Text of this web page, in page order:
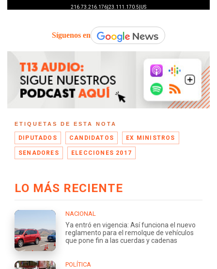
Síguenos en
ETIQUETAS DE ESTA NOTA
DIPUTADOS CANDIDATOS EX MINISTROS
SENADORES ELECCIONES 2017
LO MÁS RECIENTE
NACIONAL
Ya entró en vigencia: Así funciona el nuevo
reglamento para el remolque de vehículos
que pone fin a las cuerdas y cadenas
POLÍTICA